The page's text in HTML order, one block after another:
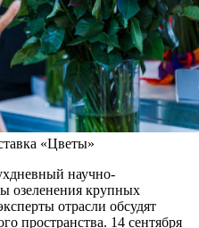
«Цветы»
научно-
озеленения крупных
отрасли обсудят
пространства. 14 сентября